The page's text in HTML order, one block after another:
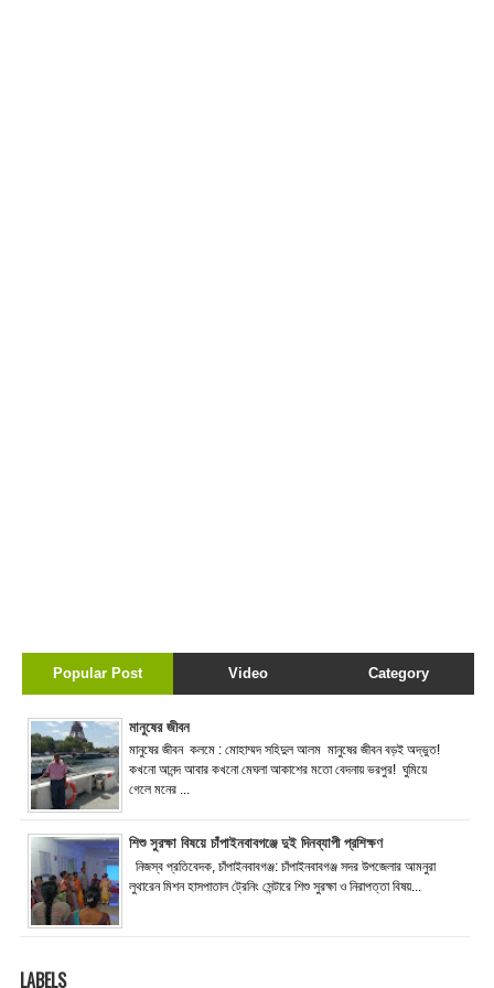
Popular Post Video Category
মানুষের জীবন
মানুষের জীবন কলমে : মোহাম্মদ সহিদুল আলম মানুষের জীবন বড়ই অদ্ভুত!
কখনো আনন্দ আবার কখনো মেঘলা আকাশের মতো বেদনায় ভরপুর! ঘুমিয়ে
গেলে মনের ...
শিশু সুরক্ষা বিষয়ে চাঁপাইনবাবগঞ্জে দুই দিনব্যাপী প্রশিক্ষণ
নিজস্ব প্রতিবেদক, চাঁপাইনবাবগঞ্জ: চাঁপাইনবাবগঞ্জ সদর উপজেলার আমনুরা
লুথারেন মিশন হাসপাতাল ট্রেনিং সেন্টারে শিশু সুরক্ষা ও নিরাপত্তা বিষয়...
LABELS